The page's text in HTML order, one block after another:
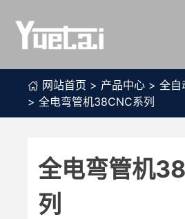
网站首页 > 产品中心 > 全自
> 全电弯管机38CNC系列
全电弯管机
列